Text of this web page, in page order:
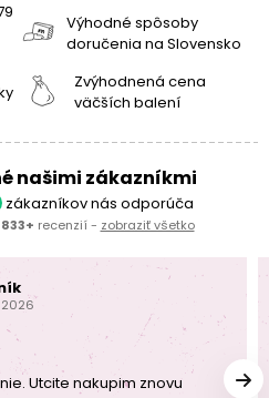
Výhodné spôsoby
doručenia na Slovensko
Zvýhodnená cena
väčších balení
našimi zákazníkmi
zákazníkov nás odporúča
833+ recenzií - zobraziť všetko
2026
Utcite nakupim znovu